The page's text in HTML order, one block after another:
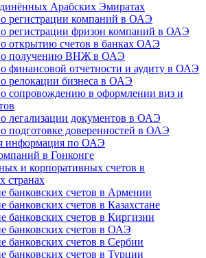
Арабских Эмиратах
регистрации компаний в ОАЭ
регистрации фризон компаний в ОАЭ
открытию счетов в банках ОАЭ
получению ВНЖ в ОАЭ
финансовой отчетности и аудиту в ОАЭ
релокации бизнеса в ОАЭ
сопровождению в оформлении виз и
легализации документов в ОАЭ
подготовке доверенностей в ОАЭ
информация по ОАЭ
в Гонконге
и корпоративных счетов в
странах
банковских счетов в Армении
банковских счетов в Казахстане
банковских счетов в Киргизии
банковских счетов в ОАЭ
банковских счетов в Сербии
банковских счетов в Турции